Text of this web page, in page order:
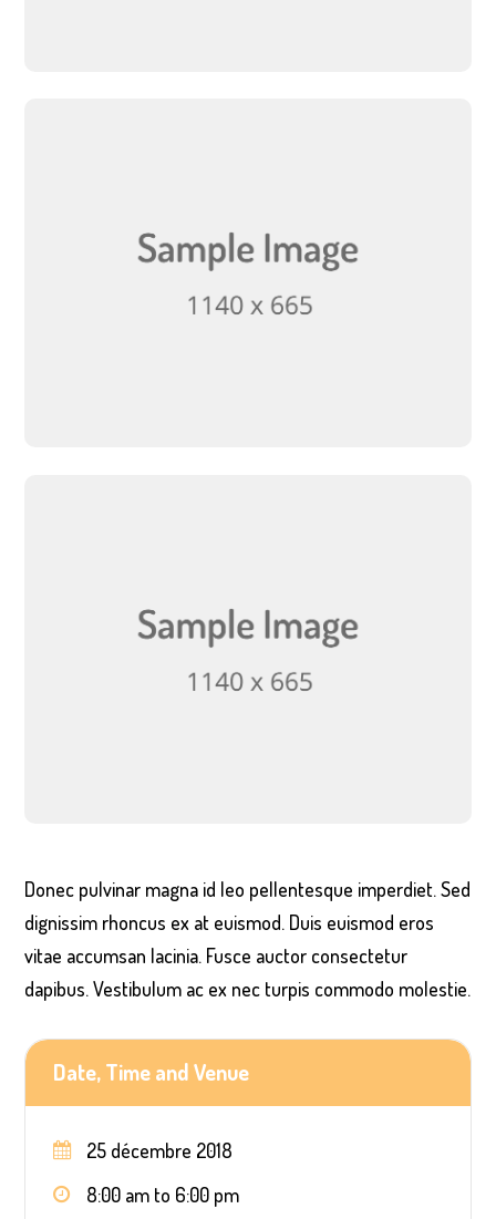
Donec pulvinar magna id leo pellentesque imperdiet. Sed
dignissim rhoncus ex at euismod. Duis euismod eros
vitae accumsan lacinia. Fusce auctor consectetur
dapibus. Vestibulum ac ex nec turpis commodo molestie.
Date, Time and Venue
25 décembre 2018
8:00 am to 6:00 pm